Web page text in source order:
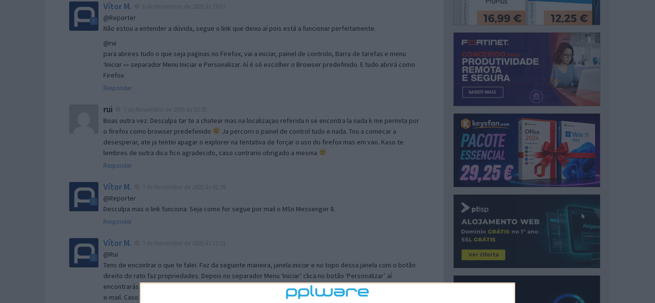
Vítor M.
@Reporter
Não estou a entender a dúvida, segue o link que deixo aí pois está a funcionar perfeitamente.
@rui
para abrires tudo o que seja paginas no Firefox, vai a iniciar, painel de controlo, Barra de tarefas e menu
‘Iniciar »» separador Menu Iniciar e Personalizar. Aí é só escolher o Browser predefinido. E tudo abrirá como
Firefox.
Responder
rui
Boas outra vez. Desculpa tar te a chatear mas na localizaçao referida n se encontra la nada k me permita por
o firefox como browser predefenido
Ja percorri o painel de control tudo e nada. Tou a comecar a
desesperar, ate ja tentei apagar o explorer na tentativa de forçar o uso do firefox mas em vao. Kaso te
lembres de outra dica fico agradecido, caso contrario obrigado a mesma
Responder
Vítor M.
@Reporter
Desculpa mas o link funciona. Seja como for segue por mail o MSn Messenger 8.
Responder
Vítor M.
@Rui
Tens de encontrar o que te falei. Faz da seguinte maneira, janela iniciar e no topo dessa janela com o botão
direito do rato faz propriedades. Depois no separador Menu ‘Iniciar’ clica no botão ‘Personalizar’ aí
encontrarás no separador geral a opção para escolheres o Browser com que queres navegar e o gestor de
e-mail. Caso não consigas chegar lá, vais ao teu Firefox e nas ferramentas ou tools escolhes ‘Opções’ ou